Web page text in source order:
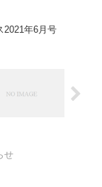
2021年6月号
せ